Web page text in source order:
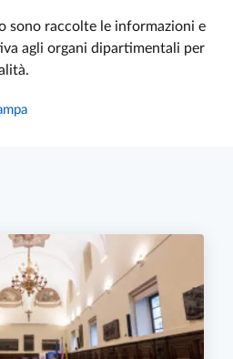
sono raccolte le informazioni e
agli organi dipartimentali per